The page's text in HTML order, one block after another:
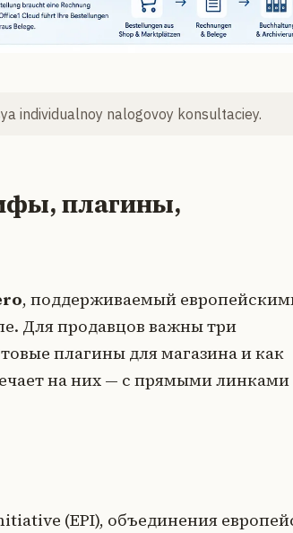
individualnoy nalogovoy konsultaciey.
плагины,
, поддерживаемый
Для продавцов важны три
плагины для магазина и как
на них — с прямыми линками
(EPI), объединения